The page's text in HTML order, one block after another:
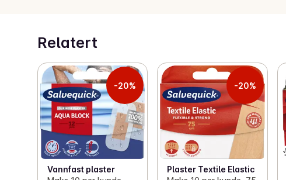
Relatert
-20%
Vannfast plaster
-20%
Plaster Textile Elastic